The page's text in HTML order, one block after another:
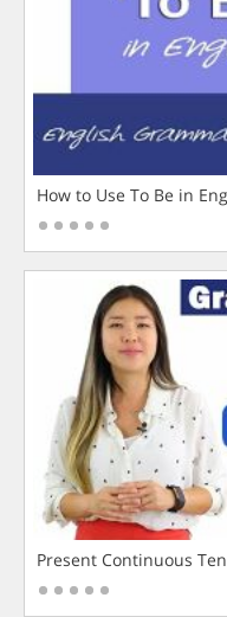
How to Use To Be in
Present Continuous